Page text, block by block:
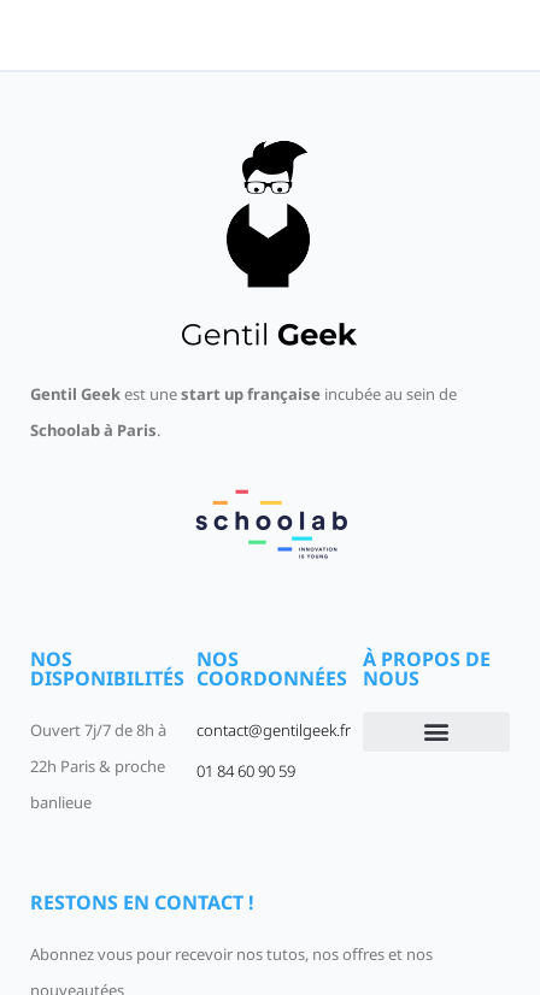
Gentil Geekest unestart up française incubée au sein de
Schoolab à Paris.
NOS
DISPONIBILITÉS
Ouvert 7j/7 de 8h à
22h Paris & proche
banlieue
NOS
COORDONNÉES
contact@gentilgeek.fr
01 84 60 90 59
À PROPOS DE
NOUS
RESTONS EN CONTACT !
Abonnez vous pour recevoir nos tutos, nos offres et nos
nouveautées